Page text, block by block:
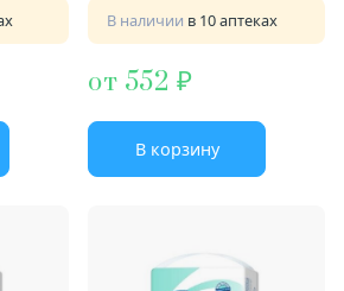
В наличии в 10 аптеках
от 552
В корзину